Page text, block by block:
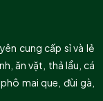
cung cấp sỉ và lẻ
ăn vặt, thả lẩu, cá
mai que, đùi gà,